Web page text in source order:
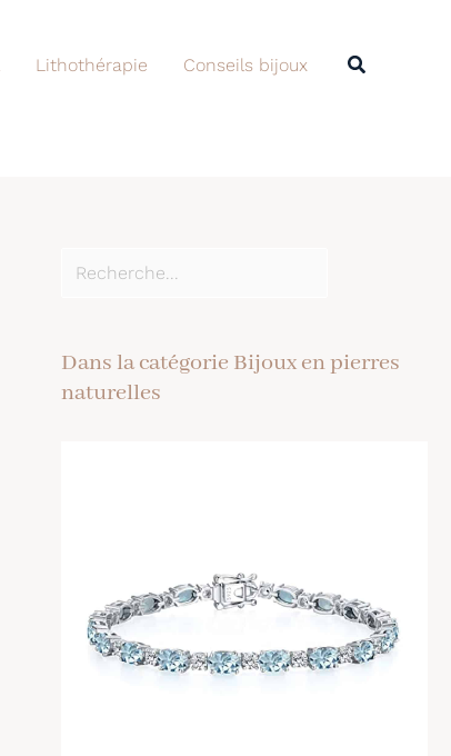
Lithothérapie Conseils bijoux
Dans la catégorie Bijoux en pierres
naturelles